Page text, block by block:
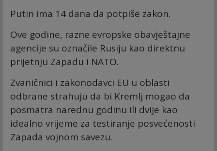
Putin ima 14 dana da potpiše zakon.
Ove godine, razne evropske obavještajne
agencije su označile Rusiju kao direktnu
prijetnju Zapadu i NATO.
Zvaničnici i zakonodavci EU u oblasti
odbrane strahuju da bi Kremlj mogao da
posmatra narednu godinu ili dvije kao
idealno vrijeme za testiranje posvećenosti
Zapada vojnom savezu.